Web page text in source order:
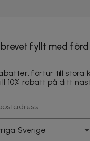
fyllt med
förtur till stora
10% rabatt på ditt